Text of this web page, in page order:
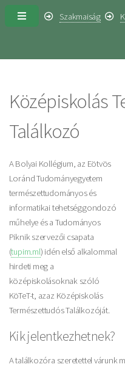
Szakmaiság
Középiskolás
Találkozó
A Bolyai Kollégium, az Eötvös
Loránd Tudományegyetem
természettudományos és
informatikai tehetséggondozó
műhelye és a Tudományos
Piknik szervezői csapata
(tupim.ml) idén első alkalommal
hirdeti meg a
középiskolásoknak szóló
KöTeT-t, azaz Középiskolás
Természettudós Találkozóját.
Kik jelentkezhetnek?
A találkozóra szeretettel várunk